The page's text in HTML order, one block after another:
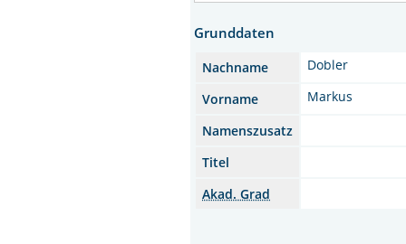
Grunddaten
Nachname
Dobler
Vorname
Markus
Namenszusatz
Titel
Akad. Grad